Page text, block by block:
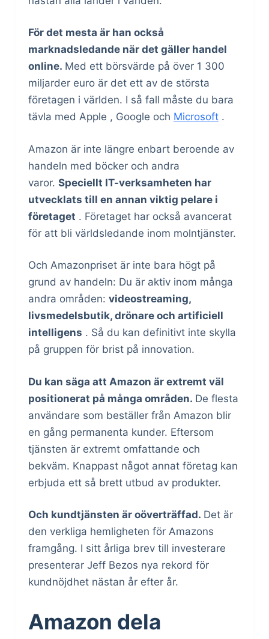
För det mesta är han också
marknadsledande när det gäller handel
online. Med ett börsvärde på över 1 300
miljarder euro är det ett av de största
företagen i världen. I så fall måste du bara
tävla med Apple , Google och Microsoft.
Amazon är inte längre enbart beroende av
handeln med böcker och andra
varor. Speciellt IT-verksamheten har
utvecklats till en annan viktig pelare i
företaget . Företaget har också avancerat
för att bli världsledande inom molntjänster.
Och Amazonpriset är inte bara högt på
grund av handeln: Du är aktiv inom många
andra områden: videostreaming,
livsmedelsbutik, drönare och artificiell
intelligens . Så du kan definitivt inte skylla
på gruppen för brist på innovation.
Du kan säga att Amazon är extremt väl
positionerat på många områden. De flesta
användare som beställer från Amazon blir
en gång permanenta kunder. Eftersom
tjänsten är extremt omfattande och
bekväm. Knappast något annat företag kan
erbjuda ett så brett utbud av produkter.
Och kundtjänsten är oöverträffad. Det är
den verkliga hemligheten för Amazons
framgång. I sitt årliga brev till investerare
presenterar Jeff Bezos nya rekord för
kundnöjdhet nästan år efter år.
Amazon dela